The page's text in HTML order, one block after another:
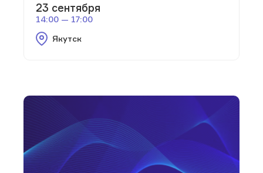
23 сентября
14:00 — 17:00
Якутск